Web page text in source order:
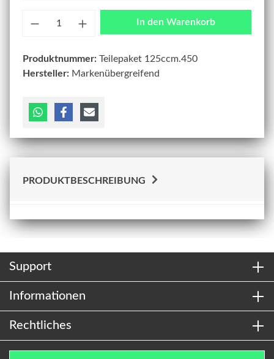
In den Warenkorb
Produktnummer: Teilepaket 125ccm.450
Hersteller: Markenübergreifend
PRODUKTBESCHREIBUNG
Support
Informationen
Rechtliches